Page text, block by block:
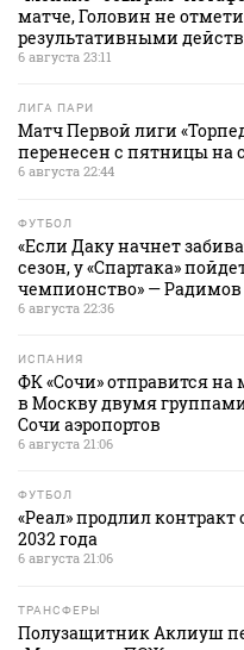
матче, Головин не
результативными
6 августа 23:11
ЛИГА ПАРИ
Матч Первой лиги
перенесен с пятницы на
6 августа 22:44
ФУТБОЛ
«Если Даку начнет
сезон, у «Спартака»
чемпионство» — Радимов
6 августа 22:36
ИСПАНИЯ
ФК «Сочи» отправится на
в Москву двумя
Сочи аэропортов
6 августа 21:06
ФУТБОЛ
«Реал» продлил
2032 года
6 августа 21:06
ТРАНСФЕРЫ
Полузащитник Аклиуш